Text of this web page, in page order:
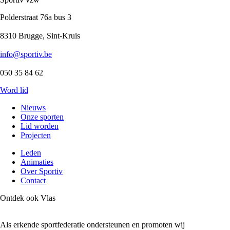
Polderstraat 76a bus 3
8310 Brugge, Sint-Kruis
info@sportiv.be
050 35 84 62
Word lid
Nieuws
Onze sporten
Lid worden
Projecten
Leden
Animaties
Over Sportiv
Contact
Ontdek ook Vlas
Als erkende sportfederatie ondersteunen en promoten wij